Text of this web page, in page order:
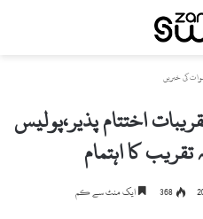
کی خبریں
اختتام پذیر،پولیس
کا اہتمام
368 ایک منٹ سے کم